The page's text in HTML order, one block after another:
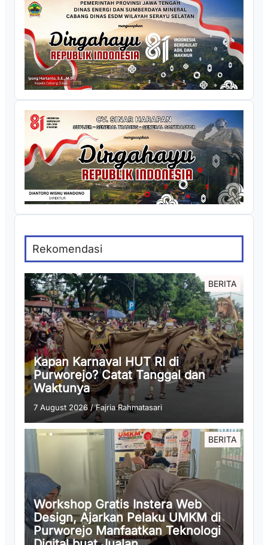
Rekomendasi
BERITA
Kapan Karnaval HUT RI di
Purworejo? Catat Tanggal dan
Waktunya
7 August 2026/Fajria Rahmatasari
BERITA
Workshop Gratis Instera Web
Design, Ajarkan Pelaku UMKM di
Purworejo Manfaatkan Teknologi